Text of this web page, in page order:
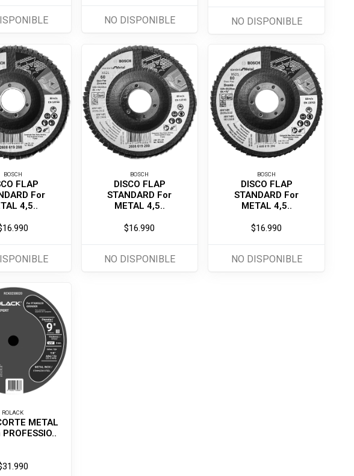
NO DISPONIBLE NO DISPONIBLE
BOSCH
FLAP
For
4,5..
BOSCH
DISCO FLAP
STANDARD For
METAL 4,5..
$16.990
NO DISPONIBLE
BOSCH
DISCO FLAP
STANDARD For
METAL 4,5..
$16.990
NO DISPONIBLE
ROLACK
METAL